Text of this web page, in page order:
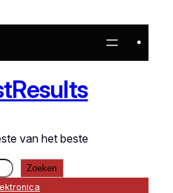
van het beste
Zoeken